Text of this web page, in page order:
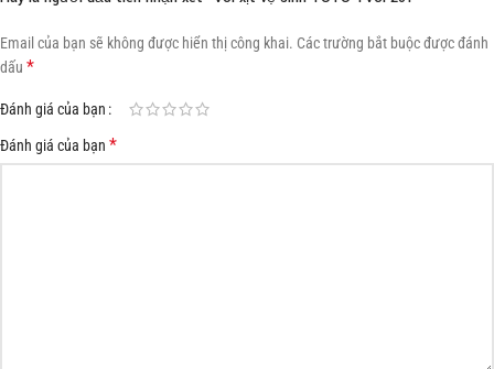
Email của bạn sẽ không được hiển thị công khai. Các trường bắt buộc được đánh
dấu *
Đánh giá của bạn
Đánh giá của bạn *